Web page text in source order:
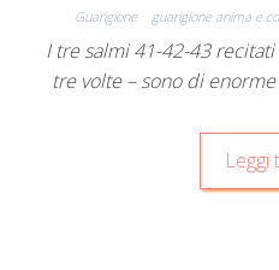
Guarigione guarigione anima e
I tre salmi 41-42-43
tre volte – sono di
Leggi